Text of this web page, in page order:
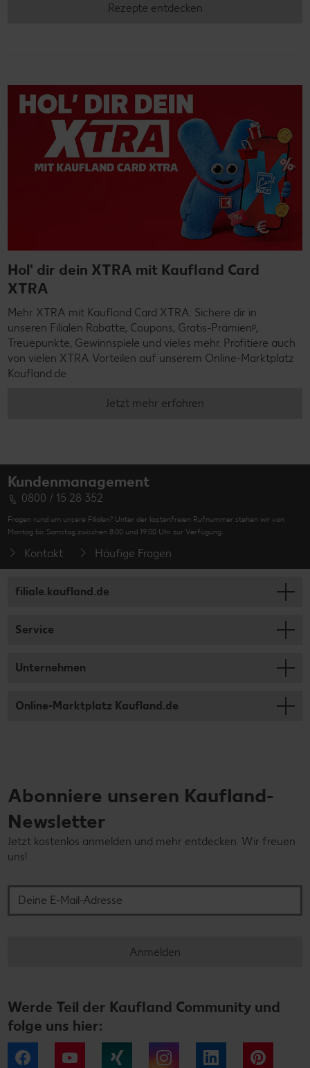
Rezepte entdecken
Hol' dir dein XTRA mit Kaufland Card
XTRA
Mehr XTRA mit Kaufland Card XTRA: Sichere dir in
unseren Filialen Rabatte, Coupons, Gratis-Prämienᵖ,
Treuepunkte, Gewinnspiele und vieles mehr. Profitiere auch
von vielen XTRA Vorteilen auf unserem Online-Marktplatz
Kaufland.de
Jetzt mehr erfahren
Kundenmanagement
0800 / 15 28 352
Fragen rund um unsere Filialen? Unter der kostenfreien Rufnummer stehen wir von
Montag bis Samstag zwischen 8:00 und 19:00 Uhr zur Verfügung.
Kontakt Häufige Fragen
filiale.kaufland.de
Service
Unternehmen
Online-Marktplatz Kaufland.de
Abonniere unseren Kaufland-
Newsletter
Jetzt kostenlos anmelden und mehr entdecken. Wir freuen
uns!
Anmelden
Werde Teil der Kaufland Community und
folge uns hier:
Facebook YouTube Instagram LinkedIn